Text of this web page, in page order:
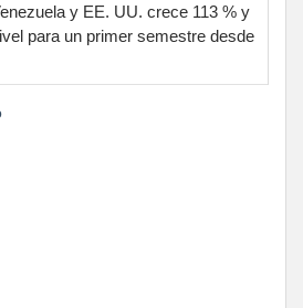
y EE. UU. crece 113 % y
para un primer semestre desde